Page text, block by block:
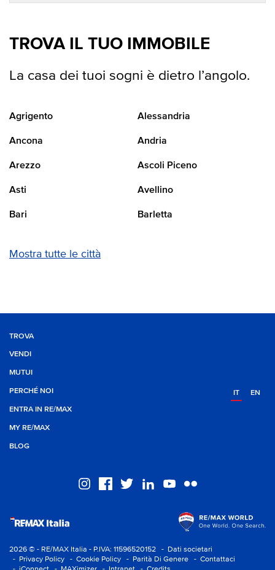
TROVA IL TUO IMMOBILE
La casa dei tuoi sogni è dietro l’angolo.
Agrigento Alessandria
Ancona Andria
Arezzo Ascoli Piceno
Asti Avellino
Bari Barletta
Mostra tutte le città
TROVA
VENDI
MUTUI
PERCHÉ NOI
ENTRA IN RE/MAX
MY RE/MAX
BLOG
IT EN
2026 © - RE/MAX Italia - P.IVA: 11596520152
- Dati societari
- Privacy Policy
- Cookie Policy - Parità Di Genere
- Contattaci